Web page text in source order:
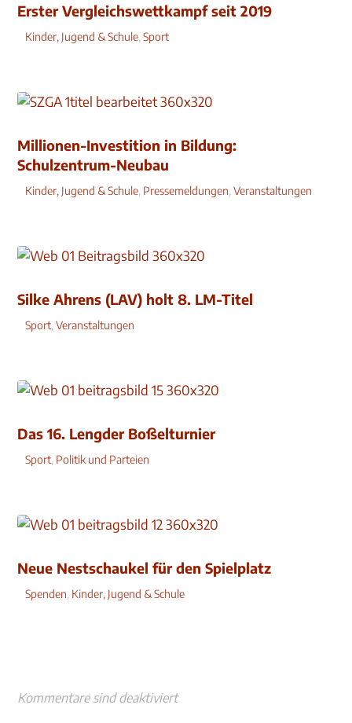
Erster Vergleichswettkampf seit 2019
Kinder, Jugend & Schule,Sport
Millionen-Investition in Bildung:
Schulzentrum-Neubau
Kinder, Jugend & Schule, Pressemeldungen,Veranstaltungen
Silke Ahrens (LAV) holt 8. LM-Titel
Sport,Veranstaltungen
Das 16. Lengder Boßelturnier
Sport, Politik und Parteien
Neue Nestschaukel für den Spielplatz
Spenden, Kinder, Jugend & Schule
Kommentare sind deaktiviert